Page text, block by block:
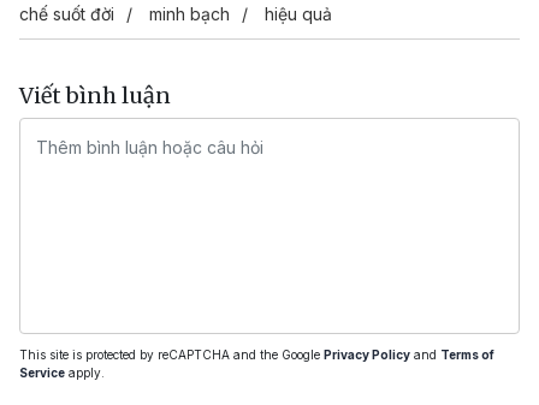
chế suốt đời
minh bạch hiệu quả
Viết bình luận
This site is protected by reCAPTCHA and the Google Privacy Policy and Terms of
Service apply.